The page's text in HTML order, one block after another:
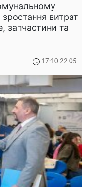
витрат
запчастини та
17:10 22.05